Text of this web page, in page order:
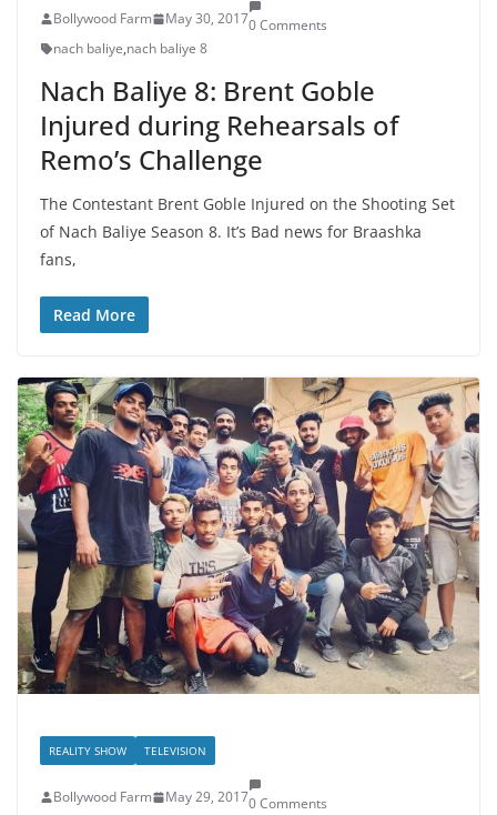
Bollywood Farm May 30, 20170 Comments
nach baliye,nach baliye 8
Nach Baliye 8: Brent Goble
Injured during Rehearsals of
Remo’s Challenge
The Contestant Brent Goble Injured on the Shooting Set
of Nach Baliye Season 8. It’s Bad news for Braashka
fans,
Read More
REALITY SHOW TELEVISION
Bollywood Farm May 29, 20170 Comments